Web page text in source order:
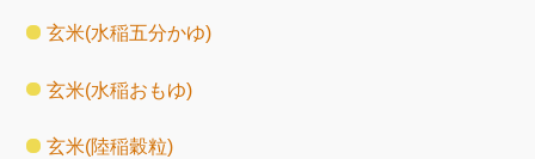
玄米(水稲五分かゆ)
玄米(水稲おもゆ)
玄米(陸稲穀粒)